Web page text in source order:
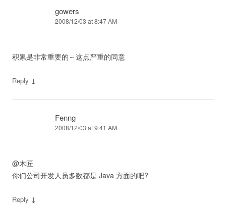
gowers
2008/12/03 at 8:47 AM
积累是非常重要的～这点严重的同意
Reply ↓
Fenng
2008/12/03 at 9:41 AM
@木匠
你们公司开发人员多数都是 Java 方面的吧?
Reply ↓